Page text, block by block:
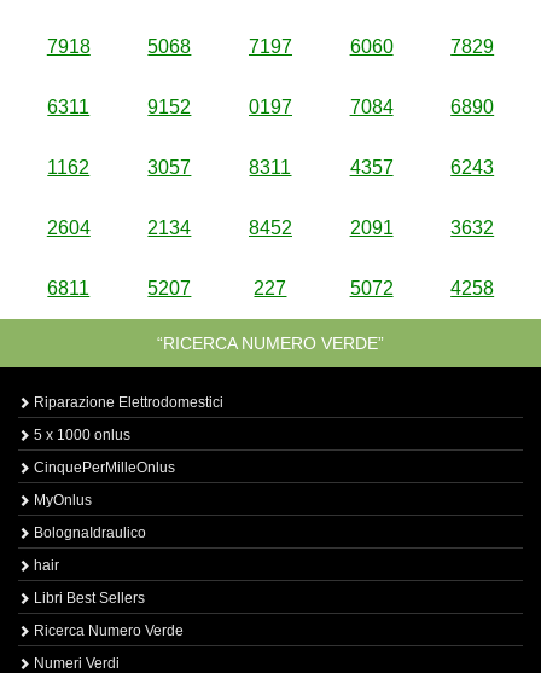
7918 5068 7197 6060 7829
6311 9152 0197 7084 6890
1162 3057 8311 4357 6243
2604 2134 8452 2091 3632
6811 5207 227 5072 4258
“RICERCA NUMERO VERDE”
Riparazione Elettrodomestici
5 x 1000 onlus
CinquePerMilleOnlus
MyOnlus
BolognaIdraulico
hair
Libri Best Sellers
Ricerca Numero Verde
Numeri Verdi